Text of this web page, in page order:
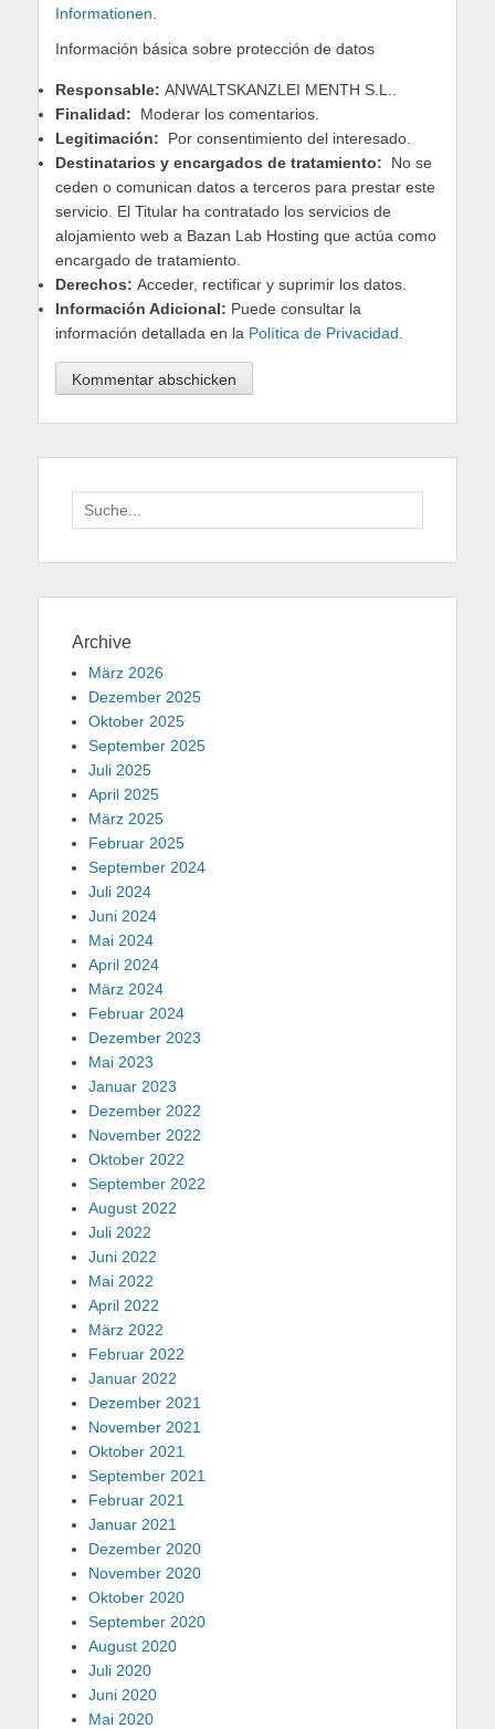
Informationen
Información básica sobre protección de datos
Responsable: ANWALTSKANZLEI MENTH S.L..
Finalidad: Moderar los comentarios.
Legitimación: Por consentimiento del interesado.
Destinatarios y encargados de tratamiento: No se
ceden o comunican datos a terceros para prestar este
servicio. El Titular ha contratado los servicios de
alojamiento web a Bazan Lab Hosting que actúa como
encargado de tratamiento.
Derechos: Acceder, rectificar y suprimir los datos.
Información Adicional: Puede consultar la
información detallada en la Política de Privacidad
Suche
für:
Archive
März 2026
Dezember 2025
Oktober 2025
September 2025
Juli 2025
April 2025
März 2025
Februar 2025
September 2024
Juli 2024
Juni 2024
Mai 2024
April 2024
März 2024
Februar 2024
Dezember 2023
Mai 2023
Januar 2023
Dezember 2022
November 2022
Oktober 2022
September 2022
August 2022
Juli 2022
Juni 2022
Mai 2022
April 2022
März 2022
Februar 2022
Januar 2022
Dezember 2021
November 2021
Oktober 2021
September 2021
Februar 2021
Januar 2021
Dezember 2020
November 2020
Oktober 2020
September 2020
August 2020
Juli 2020
Juni 2020
Mai 2020